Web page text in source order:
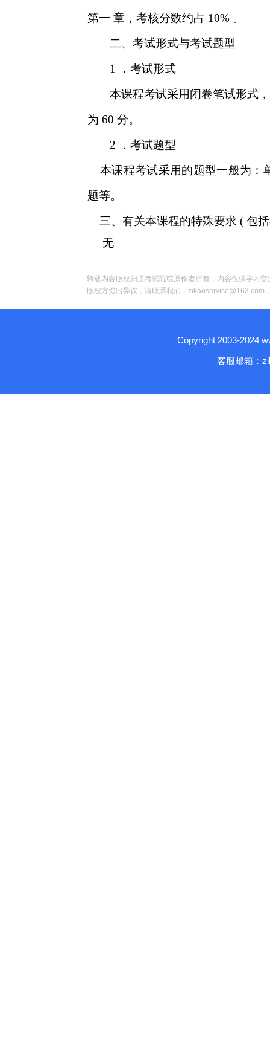
第一 章，考核分数约占 10% 。
二、考试形式与考试题型
1
．考试形式
本课程考试采用闭卷笔试形式
为 60 分。
2
．考试题型
本课程考试采用的题型一般为：
题等。
三、有关本课程的特殊要求 ( 包
无
转载内容版权归原考试院或原作者所有，内容仅供学习
版权方提出异议，请联系我们：zikaoservice@163.com
Copyright 2003-2024
客服邮箱：